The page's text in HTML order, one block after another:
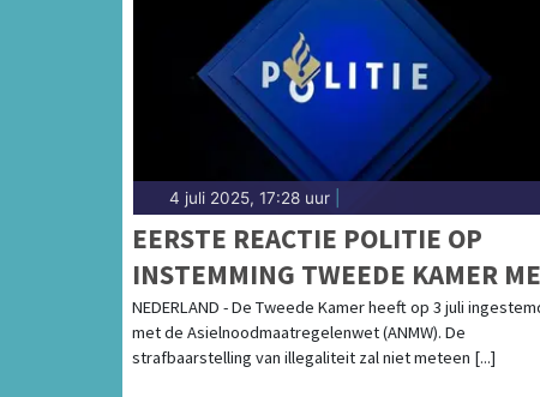
4 juli 2025, 17:28 uur
EERSTE REACTIE POLITIE OP
INSTEMMING TWEEDE KAMER
ANMW
NEDERLAND - De Tweede Kamer heeft op 3 juli
met de Asielnoodmaatregelenwet (ANMW). De
strafbaarstelling van illegaliteit zal niet meteen [...]